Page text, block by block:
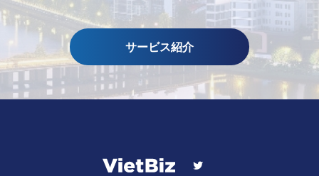
サービス紹介